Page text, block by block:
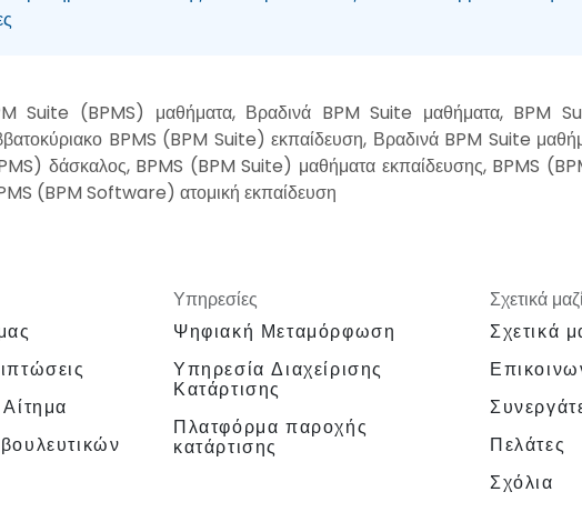
Suite (BPMS) μαθήματα, Βραδινά BPM Suite μαθήματα, BPM
BPMS (BPM Suite) εκπαίδευση, Βραδινά BPM Suite
δάσκαλος, BPMS (BPM Suite) μαθήματα εκπαίδευσης, BPMS
(BPM Software) ατομική εκπαίδευση
Υπηρεσίες
Ψηφιακή Μεταμόρφωση
Υπηρεσία Διαχείρισης
Κατάρτισης
Πλατφόρμα παροχής
κατάρτισης
Σχετικά
Σχετικά
Πελάτες
Σχόλια